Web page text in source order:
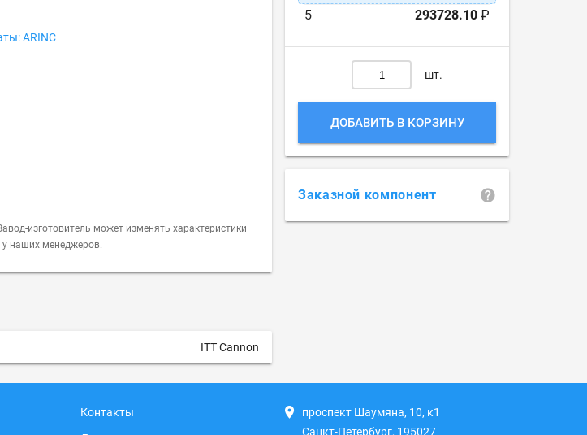
ARINC
изготовитель может изменять характеристики
наших менеджеров.
ITT Cannon
5
293728.10 ₽
шт.
ДОБАВИТЬ В КОРЗИНУ
Заказной компонент
Контакты
проспект Шаумяна, 10, к1
Санкт-Петербург, 195027